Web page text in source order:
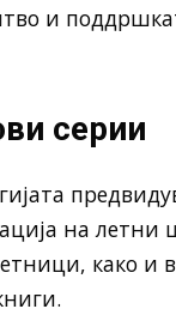
и
серии
на
како и